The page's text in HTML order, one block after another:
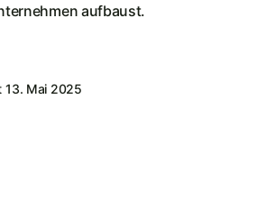
aufbaust.
13. Mai 2025